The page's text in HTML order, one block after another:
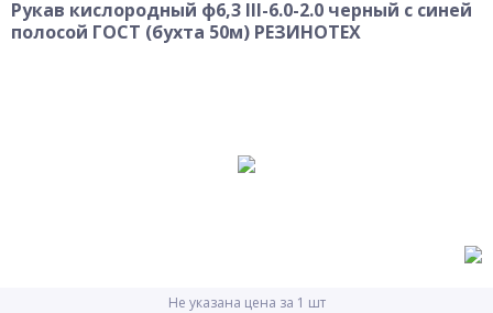
Рукав кислородный ф6,3 III-6.0-2.0 черный с синей
полосой ГОСТ (бухта 50м) РЕЗИНОТЕХ
Не указана цена за 1 шт